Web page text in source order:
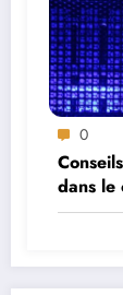
0
dans le